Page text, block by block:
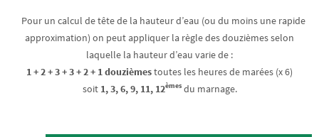
Pour un calcul de tête de la hauteur d’eau (ou du moins une rapide
approximation) on peut appliquer la règle des douzièmes selon
laquelle la hauteur d’eau varie de :
1 + 2 + 3 + 3 + 2 + 1 douzièmestoutes les heures de marées (x 6)
soit 1, 3, 6, 9, 11, 12èmesdu marnage.